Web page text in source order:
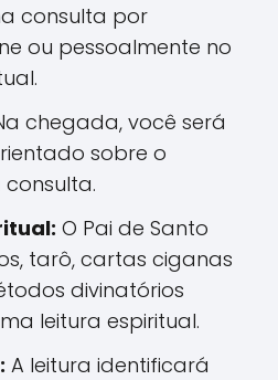
consulta por
ou pessoalmente no
chegada, você será
sobre o
O Pai de Santo
tarô, cartas ciganas
divinatórios
leitura espiritual.
A leitura identificará